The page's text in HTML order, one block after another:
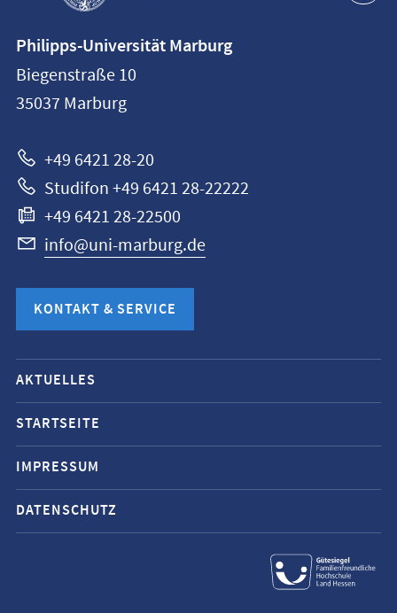
Philipps-
Universität
Marburg
Philipps-Universität Marburg
Biegenstraße 10
35037 Marburg
+49 6421 28-20
Studifon +49 6421 28-22222
+49 6421 28-22500
info@uni-marburg.de
KONTAKT & SERVICE
Mobile-
Service-
Navigation
und
Social
Media
Kontakte
AKTUELLES
STARTSEITE
IMPRESSUM
DATENSCHUTZ